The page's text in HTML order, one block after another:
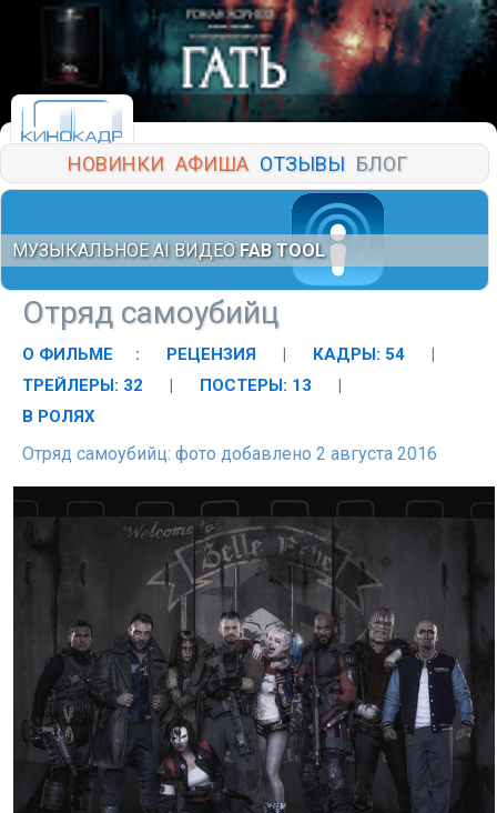
НОВИНКИ АФИША ОТЗЫВЫ БЛОГ
МУЗЫКАЛЬНОЕ AI ВИДЕО FAB TOOL
Отряд самоубийц
О ФИЛЬМЕ : РЕЦЕНЗИЯ | КАДРЫ: 54
|
ТРЕЙЛЕРЫ: 32
| ПОСТЕРЫ: 13
|
В РОЛЯХ
Отряд самоубийц: фото добавлено 2 августа 2016